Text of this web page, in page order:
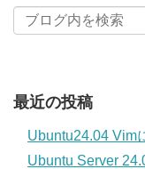
最近の投稿
Ubuntu24.04 Vim
Ubuntu Server